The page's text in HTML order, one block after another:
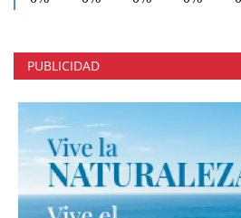
PUBLICIDAD